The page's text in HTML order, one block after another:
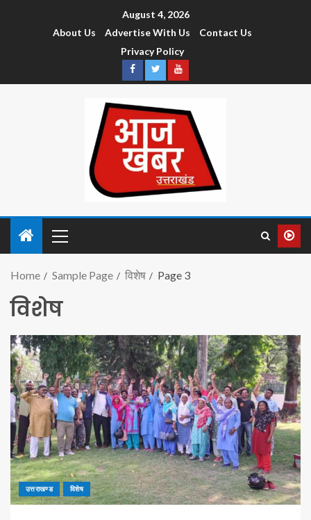
August 4, 2026
About Us
Advertise With Us
Contact Us
Privacy Policy
Home Sample Page विशेष Page 3
विशेष
उत्तराखण्ड विशेष